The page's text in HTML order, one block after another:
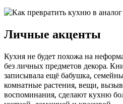
Личные акценты
Кухня не будет похожа на
без личных предметов декора.
записывала ещё бабушка,
комнатные растения, вещи,
воспоминания, сделают кухню